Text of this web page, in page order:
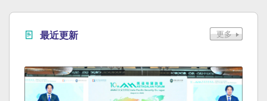
最近更新